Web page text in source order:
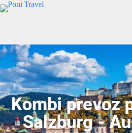
Kombi prevoz
Salzburg -